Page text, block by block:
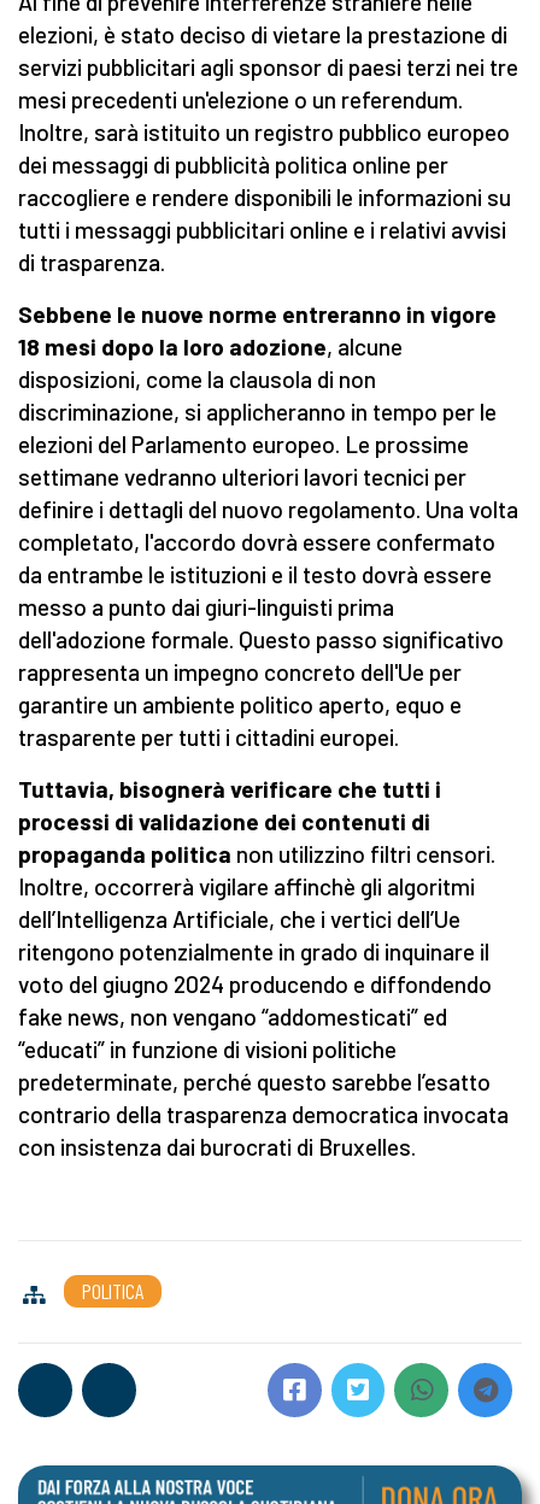
elezioni, è stato deciso di vietare la prestazione di
servizi pubblicitari agli sponsor di paesi terzi nei tre
mesi precedenti un'elezione o un referendum.
Inoltre, sarà istituito un registro pubblico europeo
dei messaggi di pubblicità politica online per
raccogliere e rendere disponibili le informazioni su
tutti i messaggi pubblicitari online e i relativi avvisi
di trasparenza.
Sebbene le nuove norme entreranno in vigore
18 mesi dopo la loro adozione, alcune
disposizioni, come la clausola di non
discriminazione, si applicheranno in tempo per le
elezioni del Parlamento europeo. Le prossime
settimane vedranno ulteriori lavori tecnici per
definire i dettagli del nuovo regolamento. Una volta
completato, l'accordo dovrà essere confermato
da entrambe le istituzioni e il testo dovrà essere
messo a punto dai giuri-linguisti prima
dell'adozione formale. Questo passo significativo
rappresenta un impegno concreto dell'Ue per
garantire un ambiente politico aperto, equo e
trasparente per tutti i cittadini europei.
Tuttavia, bisognerà verificare che tutti i
processi di validazione dei contenuti di
propaganda politica non utilizzino filtri censori.
Inoltre, occorrerà vigilare affinchè gli algoritmi
dell’Intelligenza Artificiale, che i vertici dell’Ue
ritengono potenzialmente in grado di inquinare il
voto del giugno 2024 producendo e diffondendo
fake news, non vengano “addomesticati” ed
“educati” in funzione di visioni politiche
predeterminate, perché questo sarebbe l’esatto
contrario della trasparenza democratica invocata
con insistenza dai burocrati di Bruxelles.
POLITICA